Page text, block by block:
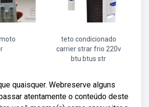
teto condicionado
carrier strar frio 220v
btu btus str
quaisquer. Webreserve alguns
atentamente o conteúdo deste